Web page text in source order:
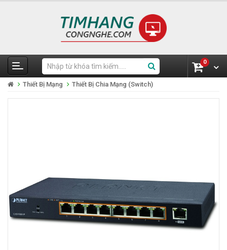
0
Thiết Bị Mạng Thiết Bị Chia Mạng (Switch)